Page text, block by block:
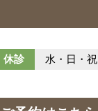
休診 水・日・祝